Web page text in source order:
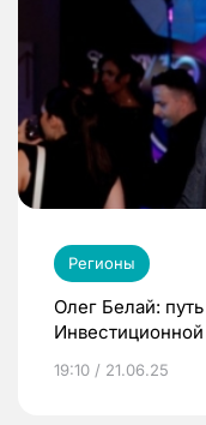
Регионы
Олег Белай:
19:10 / 21.06.25